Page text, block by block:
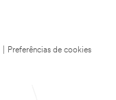
Preferências de cookies